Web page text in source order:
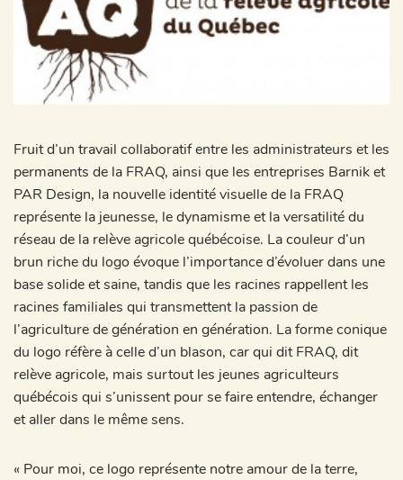
Fruit d’un travail collaboratif entre les administrateurs et les
permanents de la FRAQ, ainsi que les entreprises Barnik et
PAR Design, la nouvelle identité visuelle de la FRAQ
représente la jeunesse, le dynamisme et la versatilité du
réseau de la relève agricole québécoise. La couleur d’un
brun riche du logo évoque l’importance d’évoluer dans une
base solide et saine, tandis que les racines rappellent les
racines familiales qui transmettent la passion de
l’agriculture de génération en génération. La forme conique
du logo réfère à celle d’un blason, car qui dit FRAQ, dit
relève agricole, mais surtout les jeunes agriculteurs
québécois qui s’unissent pour se faire entendre, échanger
et aller dans le même sens.
« Pour moi, ce logo représente notre amour de la terre,